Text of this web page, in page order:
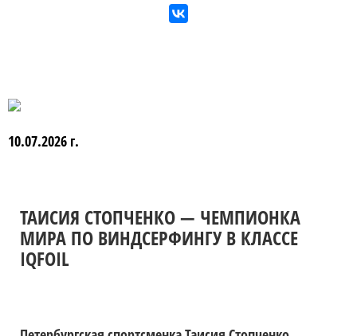
10.07.2026 г.
ТАИСИЯ СТОПЧЕНКО — ЧЕМПИОНКА
МИРА ПО ВИНДСЕРФИНГУ В КЛАССЕ
IQFOIL